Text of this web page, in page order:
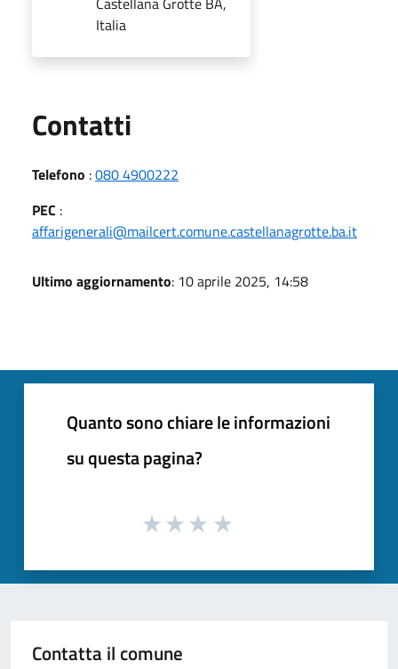
Italia
Contatti
Telefono :080 4900222
PEC :
affarigenerali@mailcert.comune.castellanagrotte.ba.it
Ultimo aggiornamento: 10 aprile 2025, 14:58
Quanto sono chiare le informazioni
su questa pagina?
Contatta il comune